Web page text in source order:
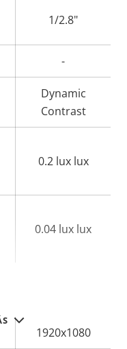
1/2.8"
-
Dynamic
Contrast
0.2 lux lux
0.04 lux lux
1920x1080